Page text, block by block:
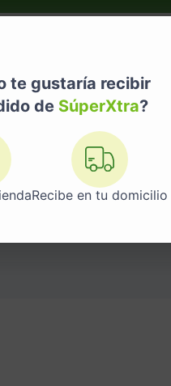
te gustaría recibir
de SúperXtra?
Recibe en tu domicilio
Telemedicina
Recreación y Deportes